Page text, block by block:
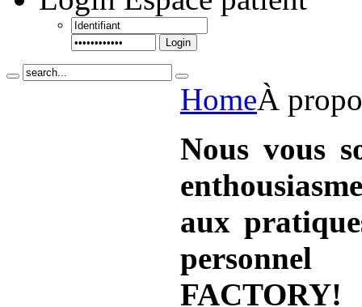
Login
HomeÀ
Nous vous
aux
FACTORY!